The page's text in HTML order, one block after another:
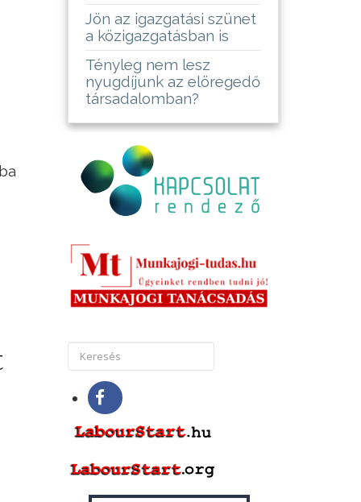
Jön az igazgatási szünet
a közigazgatásban is
Tényleg nem lesz
nyugdíjunk az elöregedő
társadalomban?